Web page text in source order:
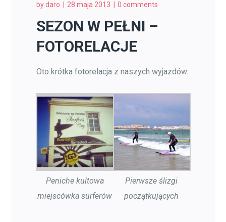
bydaro 28 maja 2013 0 comments
SEZON W PEŁNI –
FOTORELACJE
Oto krótka fotorelacja z naszych wyjazdów.
Peniche kultowa
miejscówka surferów
Pierwsze ślizgi
początkujących